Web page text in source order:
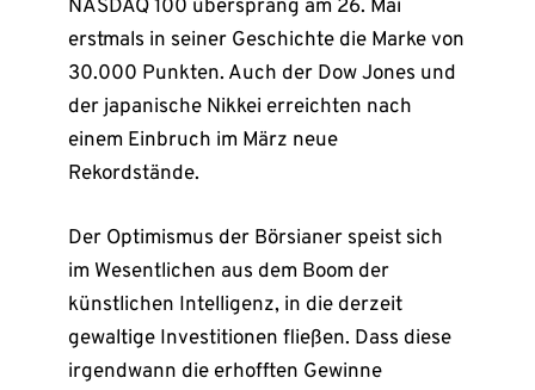
NASDAQ 100 übersprang am 26. Mai
erstmals in seiner Geschichte die Marke von
30.000 Punkten. Auch der Dow Jones und
der japanische Nikkei erreichten nach
einem Einbruch im März neue
Rekordstände.
Der Optimismus der Börsianer speist sich
im Wesentlichen aus dem Boom der
künstlichen Intelligenz, in die derzeit
gewaltige Investitionen fließen. Dass diese
irgendwann die erhofften Gewinne